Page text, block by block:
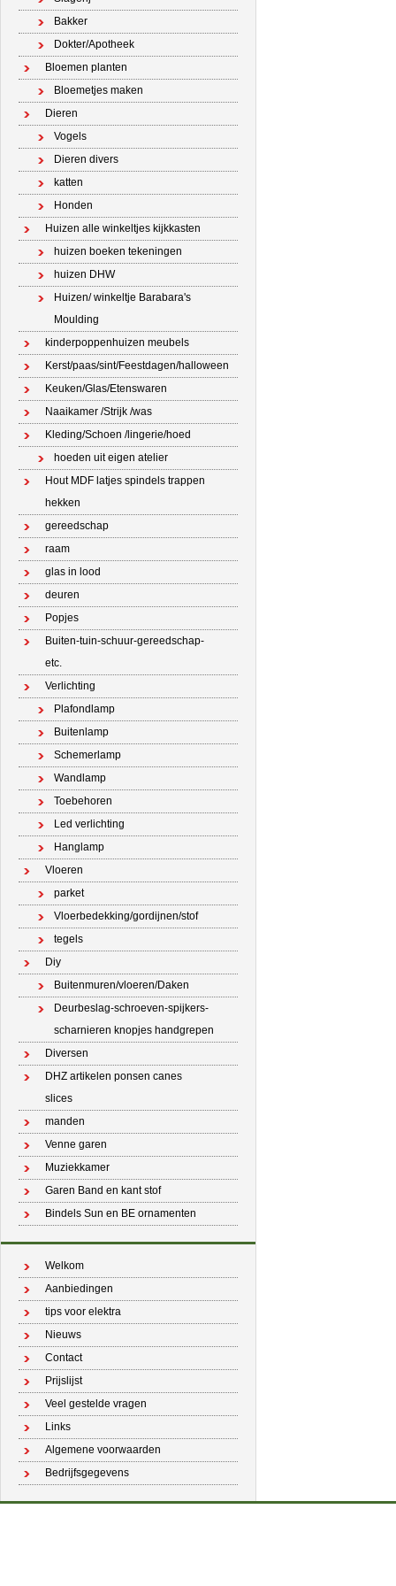
Bakker
Dokter/Apotheek
Bloemen planten
Bloemetjes maken
Dieren
Vogels
Dieren divers
katten
Honden
Huizen alle winkeltjes kijkkasten
huizen boeken tekeningen
huizen DHW
Huizen/ winkeltje Barabara's
Moulding
kinderpoppenhuizen meubels
Kerst/paas/sint/Feestdagen/halloween
Keuken/Glas/Etenswaren
Naaikamer /Strijk /was
Kleding/Schoen /lingerie/hoed
hoeden uit eigen atelier
Hout MDF latjes spindels trappen
hekken
gereedschap
raam
glas in lood
deuren
Popjes
Buiten-tuin-schuur-gereedschap-
etc.
Verlichting
Plafondlamp
Buitenlamp
Schemerlamp
Wandlamp
Toebehoren
Led verlichting
Hanglamp
Vloeren
parket
Vloerbedekking/gordijnen/stof
tegels
Diy
Buitenmuren/vloeren/Daken
Deurbeslag-schroeven-spijkers-
scharnieren knopjes handgrepen
Diversen
DHZ artikelen ponsen canes
slices
manden
Venne garen
Muziekkamer
Garen Band en kant stof
Bindels Sun en BE ornamenten
Welkom
Aanbiedingen
tips voor elektra
Nieuws
Contact
Prijslijst
Veel gestelde vragen
Links
Algemene voorwaarden
Bedrijfsgegevens